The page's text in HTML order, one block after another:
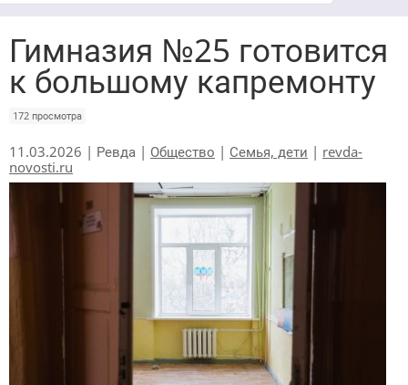
Гимназия №25 готовится
к большому капремонту
172 просмотра
11.03.2026 | Ревда | Общество | Семья, дети | revda-
novosti.ru